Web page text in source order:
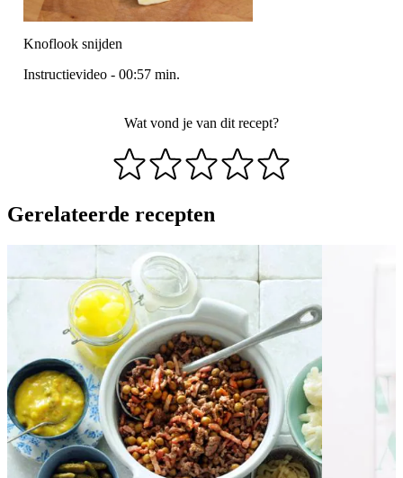
Knoflook snijden
Instructievideo - 00:57 min.
Wat vond je van dit recept?
Gerelateerde recepten